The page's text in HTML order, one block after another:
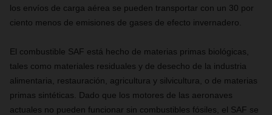
los envíos de carga aérea se pueden transportar con un 30 por
ciento menos de emisiones de gases de efecto invernadero.
El combustible SAF está hecho de materias primas biológicas,
tales como materiales residuales y de desecho de la industria
alimentaria, restauración, agricultura y silvicultura, o de materias
primas sintéticas. Dado que los motores de las aeronaves
actuales no pueden funcionar sin combustibles fósiles, el SAF se